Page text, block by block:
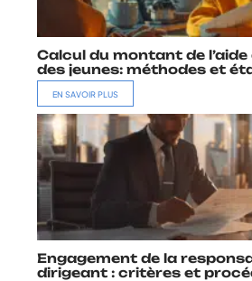
Calcul du montant de l’aide
des jeunes: méthodes et
EN SAVOIR PLUS
Engagement de la
dirigeant : critères et